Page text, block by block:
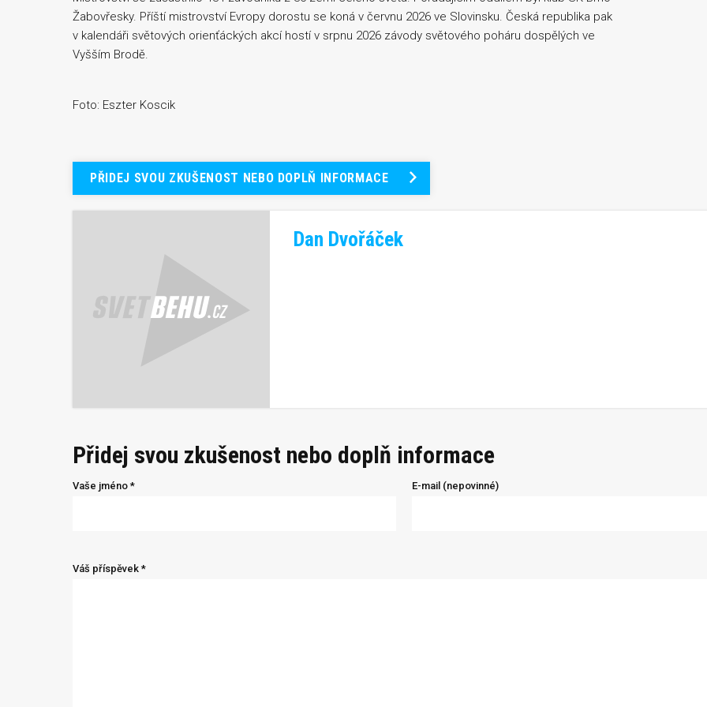
Žabovřesky. Příští mistrovství Evropy dorostu se koná v červnu 2026 ve Slovinsku. Česká republika pak
v kalendáři světových orienťáckých akcí hostí v srpnu 2026 závody světového poháru dospělých ve
Vyšším Brodě.
Foto: Eszter Koscik
PŘIDEJ SVOU ZKUŠENOST NEBO DOPLŇ INFORMACE
Dan Dvořáček
Přidej svou zkušenost nebo doplň informace
Vaše jméno * E-mail (nepovinné)
Váš příspěvek *